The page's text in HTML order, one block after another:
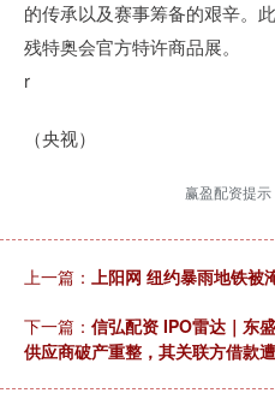
的传承以及赛事筹备的艰辛。
残特奥会官方特许商品展。
r
（央视）
赢盈配资提示
上一篇： 上阳网 纽约暴雨地铁被
下一篇： 信弘配资 IPO雷达｜东
供应商破产重整，其关联方借款